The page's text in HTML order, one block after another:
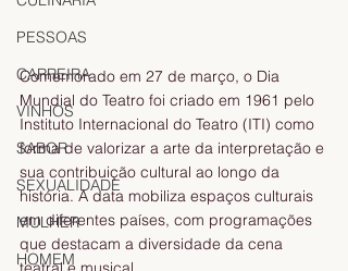
PESSOAS
CARREIRA
VINHOS
SABOR
SEXUALIDADE
MULHER
HOMEM
Comemorado em 27 de março, o Dia
Mundial do Teatro foi criado em 1961 pelo
Instituto Internacional do Teatro (ITI) como
forma de valorizar a arte da interpretação e
sua contribuição cultural ao longo da
história. A data mobiliza espaços culturais
em diferentes países, com programações
que destacam a diversidade da cena